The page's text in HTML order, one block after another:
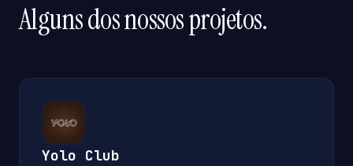
Alguns dos nossos projetos.
Yolo Club